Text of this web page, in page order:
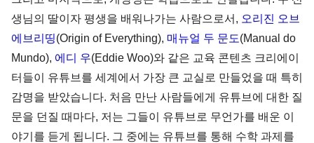
생님의 딸이자 평생을 배워나가는 사람으로서, 오리진 오브
에브리띵(Origin of Everything), 매뉴얼 두 문도(Manual do
Mundo), 에디 우(Eddie Woo)와 같은 교육 콘텐츠 크리에이
터들이 유튜브를 세계에서 가장 큰 교실로 만들었을 때 특히
감명을 받았습니다. 처음 만난 사람들에게 유튜브에 대한 질
문을 던질 때마다, 저는 그들이 유튜브로 무언가를 배운 이
야기를 듣게 됩니다. 그 중에는 유튜브를 통해 수학 과제를